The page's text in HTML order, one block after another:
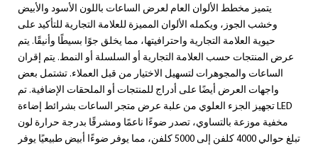
يتميز مخطط الألوان العام لعرض الساعات باللون الأسود والأبيض
وخشب الجوز، ويكمله الألوان المميزة للعلامة التجارية للتأكيد على
حيوية العلامة التجارية واحترافيتها، مما يخلق جوًا بسيطًا وأنيقًا. يتم
عرض المنتجات حسب العلامة التجارية أو السلسلة أو النمط. يتم إقران
الساعات والمجوهرات لتسهيل الاختيار من قبل العملاء. تشتمل بعض
واجهات العرض أيضًا على أدراج للمنتجات أو الملحقات الإضافية. تم
تجهيز الجزء العلوي من علبة عرض متجر الساعات بشرائط إضاءة LED
مخفية موزعة بالتساوي، تصدر ضوءًا ناعمًا ومشرقًا بدرجة حرارة لون
تبلغ حوالي 4000 كلفن إلى 5000 كلفن، مما يوفر ضوءًا أبيض طبيعيًا يوفر